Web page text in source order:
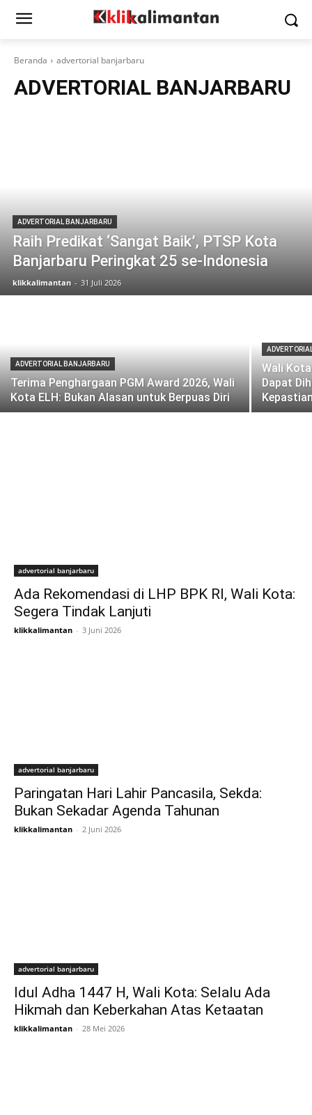
Beranda advertorial banjarbaru
ADVERTORIAL BANJARBARU
ADVERTORIAL BANJARBARU
Raih Predikat ‘Sangat Baik’, PTSP Kota
Banjarbaru Peringkat 25 se-Indonesia
klikkalimantan - 31 Juli 2026
ADVERTORIAL BANJARBARU
Terima Penghargaan PGM Award 2026, Wali
Kota ELH: Bukan Alasan untuk Berpuas Diri
Wali
Dapat
advertorial banjarbaru
Ada Rekomendasi di LHP BPK RI, Wali Kota:
Segera Tindak Lanjuti
klikkalimantan - 3 Juni 2026
advertorial banjarbaru
Paringatan Hari Lahir Pancasila, Sekda:
Bukan Sekadar Agenda Tahunan
klikkalimantan - 2 Juni 2026
advertorial banjarbaru
Idul Adha 1447 H, Wali Kota: Selalu Ada
Hikmah dan Keberkahan Atas Ketaatan
klikkalimantan - 28 Mei 2026